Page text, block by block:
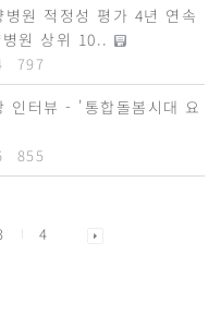
원 적정성 평가 4년 연속
원 상위 10..
797
인터뷰 - '통합돌봄시대 요
855
4